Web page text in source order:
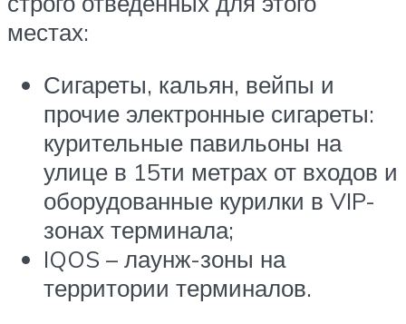
местах:
Сигареты, кальян, вейпы и
прочие электронные сигареты:
курительные павильоны на
улице в 15ти метрах от входов и
оборудованные курилки в VIP-
зонах терминала;
IQOS – лаунж-зоны на
территории терминалов.